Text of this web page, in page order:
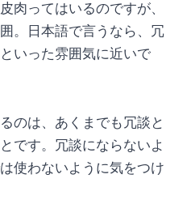
肉ってはいるのですが、
。日本語で言うなら、冗
いった雰囲気に近いで
のは、あくまでも冗談と
です。冗談にならないよ
使わないように気をつけ